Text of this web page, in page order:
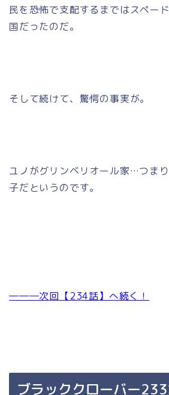
民を恐怖で支配するまではスペー
国だったのだ。
そして続けて、驚愕の事実が。
ユノがグリンベリオール家…つま
子だというのです。
―――次回【234話】へ続く！
ブラッククローバー